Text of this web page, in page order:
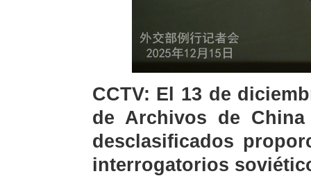
CCTV: El 13 de
de Archivos de
desclasificados
interrogatorios